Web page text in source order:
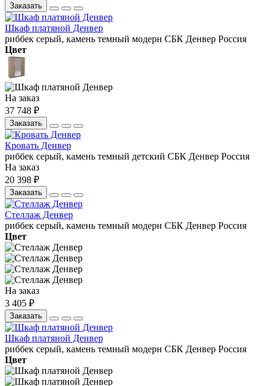
Заказать
Шкаф платяной Денвер
риббек серый, камень темный модерн СБК Денвер Россия
Цвет
На заказ
37 748 ₽
Заказать
Кровать Денвер
риббек серый, камень темный детский СБК Денвер Россия
На заказ
20 398 ₽
Заказать
Стеллаж Денвер
риббек серый, камень темный модерн СБК Денвер Россия
Цвет
На заказ
3 405 ₽
Заказать
Шкаф платяной Денвер
риббек серый, камень темный модерн СБК Денвер Россия
Цвет